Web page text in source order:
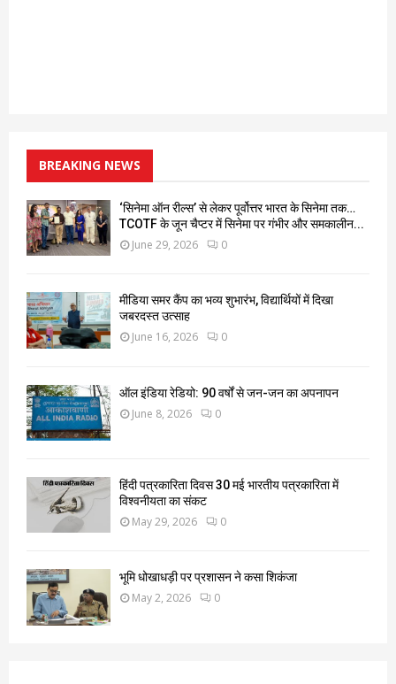
BREAKING NEWS
‘सिनेमा ऑन रील्स’ से लेकर पूर्वोत्तर भारत के सिनेमा तक…
TCOTF के जून चैप्टर में सिनेमा पर गंभीर और समकालीन...
June 29, 2026 0
मीडिया समर कैंप का भव्य शुभारंभ, विद्यार्थियों में दिखा
जबरदस्त उत्साह
June 16, 2026 0
ऑल इंडिया रेडियो: 90 वर्षों से जन-जन का अपनापन
June 8, 2026 0
हिंदी पत्रकारिता दिवस 30 मई भारतीय पत्रकारिता में
विश्वनीयता का संकट
May 29, 2026 0
भूमि धोखाधड़ी पर प्रशासन ने कसा शिकंजा
May 2, 2026 0